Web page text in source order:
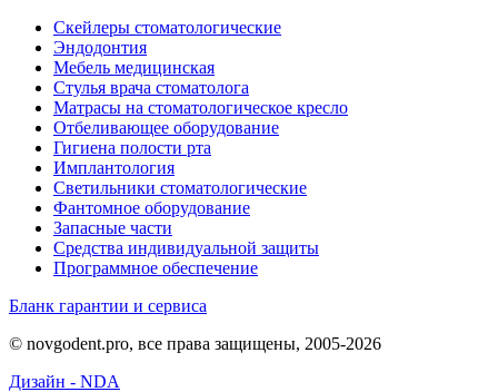
Скейлеры стоматологические
Эндодонтия
Мебель медицинская
Стулья врача стоматолога
Матрасы на стоматологическое кресло
Отбеливающее оборудование
Гигиена полости рта
Имплантология
Светильники стоматологические
Фантомное оборудование
Запасные части
Средства индивидуальной защиты
Программное обеспечение
Бланк гарантии и сервиса
© novgodent.pro, все права защищены, 2005-2026
Дизайн - NDA